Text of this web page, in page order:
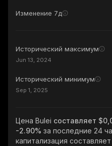
Изменение 7д
Исторический максимум
Jun 13, 2024
Исторический минимум
Sep 1, 2025
Цена Bulei составляет
-2.90% за последние 24
капитализация составляет